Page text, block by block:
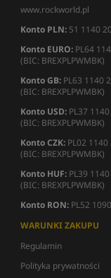
www.rockworld.pl
Konto PLN: 51 1140
Konto EURO: PL64
(BIC: BREXPLPWMBK)
Konto GB: PL63 1140
(BIC: BREXPLPWMBK)
Konto USD: PL37
(BIC: BREXPLPWMBK)
Konto CZK: PL02
(BIC: BREXPLPWMBK)
Konto HUF: PL39
(BIC: BREXPLPWMBK)
Konto RON: PL52
WARUNKI ZAKUPU
Regulamin
Polityka prywatności